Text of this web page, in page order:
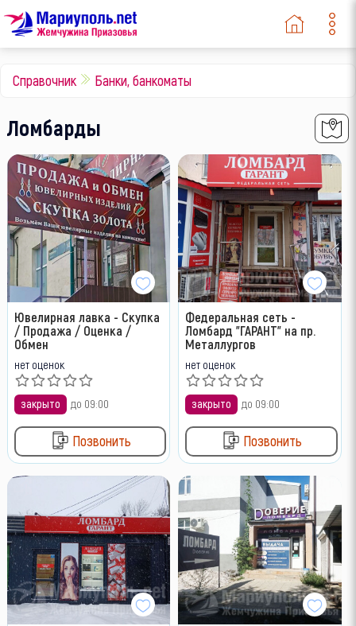
Справочник Банки, банкоматы
Ломбарды
Ювелирная лавка - Скупка
/ Продажа / Оценка /
Обмен
нет оценок
закрыто до 09:00
Позвонить
Федеральная сеть -
Ломбард "ГАРАНТ" на пр.
Металлургов
нет оценок
закрыто до 09:00
Позвонить